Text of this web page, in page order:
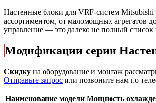
Настенные блоки для VRF-систем
ассортиментом, от маломощных агрегатов
управление — это далеко не полный список
Модификации серии
Скидку на оборудование и монтаж
Отправьте запрос или позвоните нам по
Наименование модели Мощность